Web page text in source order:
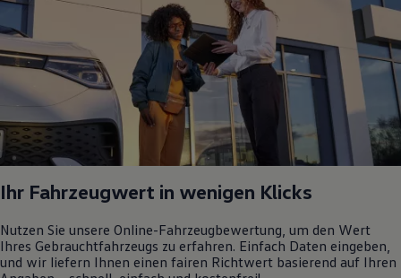
Ihr Fahrzeugwert in wenigen Klicks
Nutzen Sie unsere Online-Fahrzeugbewertung, um den Wert
Ihres Gebrauchtfahrzeugs zu erfahren. Einfach Daten eingeben,
und wir liefern Ihnen einen fairen Richtwert basierend auf Ihren